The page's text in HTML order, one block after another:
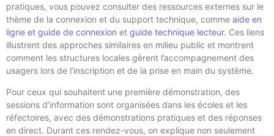
pratiques, vous pouvez consulter des ressources externes sur le
thème de la connexion et du support technique, comme aide en
ligne et guide de connexion et guide technique lecteur. Ces liens
illustrent des approches similaires en milieu public et montrent
comment les structures locales gèrent l’accompagnement des
usagers lors de l’inscription et de la prise en main du système.
Pour ceux qui souhaitent une première démonstration, des
sessions d’information sont organisées dans les écoles et les
réfectoires, avec des démonstrations pratiques et des réponses
en direct. Durant ces rendez-vous, on explique non seulement